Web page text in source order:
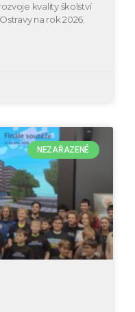
kvality školství
na rok 2026.
NEZAŘAZENÉ